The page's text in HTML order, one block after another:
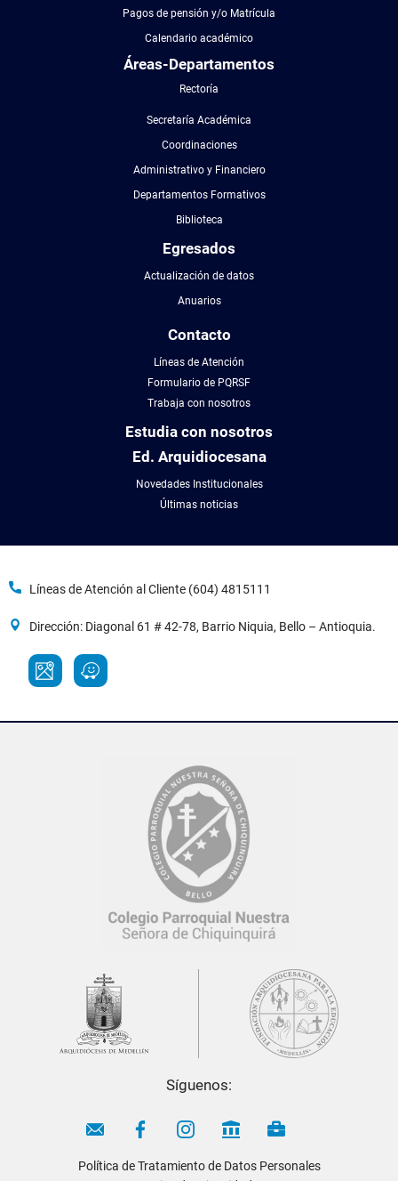
Pagos de pensión y/o Matrícula
Calendario académico
Áreas-Departamentos
Rectoría
Secretaría Académica
Coordinaciones
Administrativo y Financiero
Departamentos Formativos
Biblioteca
Egresados
Actualización de datos
Anuarios
Contacto
Líneas de Atención
Formulario de PQRSF
Trabaja con nosotros
Estudia con nosotros
Ed. Arquidiocesana
Novedades Institucionales
Últimas noticias
Líneas de Atención al Cliente (604) 4815111
Dirección: Diagonal 61 # 42-78, Barrio Niquia, Bello – Antioquia.
Síguenos:
Política de Tratamiento de Datos Personales
Chiquinquirá
cuenta con una
Política de Protección de
Datos Personales
, conforme a laLey 1581 de 2012